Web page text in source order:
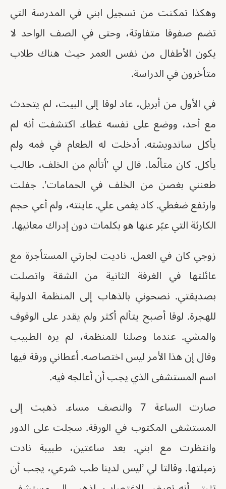
وهكذا تمكنت من تسجيل ابني في المدرسة التي
تضم صفوفا متفاوتة، وحتى في الصف الواحد لا
يكون الأطفال من نفس العمر حيث هناك طلاب
متأخرون في الدراسة.
في الأول من أبريل، عاد لوقا إلى البيت، لم يتحدث
مع أحد، ووضع على نفسه غطاء. اكتشفت أنه لم
يأكل ساندويشته. أدخلت له الطعام في فمه ولم
يأكل. كان متألّما. قال لي ’أتألم من الخلف، طالب
طعنني بغصن من الخلف في الحمامات’. جفلت
وارتفع ضغطي. كاد يغمى علي. عاينته، ولم أعي حجم
الكارثة التي عبّر عنها هو بكلمات دون إدراك معانيها.
زوجي كان في العمل. ناديت لجارتي المستأجرة مع
عائلتها في الغرفة الثانية من الشقة واتصلت
بصديقتي. نصحوني بالذهاب إلى المنظمة الدولية
للهجرة. لوقا أصبح يتألم أكثر ولم يقدر على الوقوف
والمشي. عندما وصلنا للمنظمة، لم يره الطبيب
وقال إن هذا الأمر ليس اختصاصه. أعطاني ورقة فيها
اسم المستشفى الذي يجب أن أعالجه فيه.
صارت الساعة 7 والنصف مساء. ذهبت إلى
المستشفى المكتوب في الورقة. سجلت على الدور
وانتظرت مع ابني. بعد ساعتين، طبيبة نادت
زميلتها. وقالتا لي ’ليس لدينا طب شرعي، يجب أن